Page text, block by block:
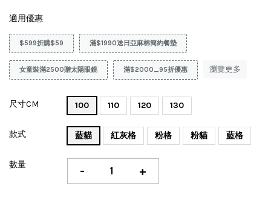
適用優惠
$599折購$59 滿$1990送日亞麻棉簡約餐墊
女童裝滿2500贈太陽眼鏡 滿$2000_95折優惠 瀏覽更多
尺寸CM 100 110 120 130
款式 藍貓 紅灰格 粉格 粉貓 藍格
數量 - +